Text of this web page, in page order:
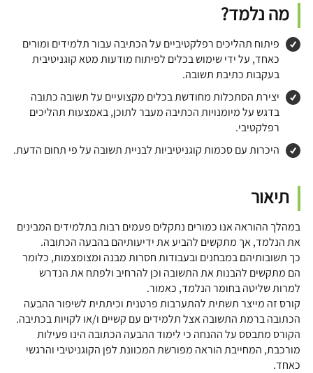
מה נלמד?
פיתוח תהליכים רפלקטיביים על הכתיבה עבור תלמידים ומורים
כאחד, על ידי שימוש בכלים לפיתוח מודעות מטא קוגניטיבית
בעקבות כתיבת תשובה.
יצירת הסתכלות מחודשת בכלים מקצועיים על תשובה כתובה
בדגש על מיומנויות הכתיבה מעבר לתוכן, באמצעות תהליכים
רפלקטיבי.
היכרות עם סכמות קוגניטיביות לבניית תשובה על פי תחום הדעת.
תיאור
במהלך ההוראה אנו כמורים נתקלים פעמים רבות בתלמידים המבינים
את הנלמד, אך מתקשים להביע את ידיעותיהם בהבעה הכתובה.
כך תשובותיהם במבחנים ובעבודות חסרות מבנה ומצומצמות, כלומר
הם מתקשים להבנות את התשובה וכן להרחיב ולפתח את הנדרש
למרות שליטה בחומר הנלמד, כאמור.
קורס זה מייצר תשתית להתערבות פרטנית וכיתתית לשיפור ההבעה
הכתובה ברמת התשובה אצל תלמידים עם קשיים ו/או לקויות בכתיבה.
הקורס מתבסס על ההנחה כי לימוד ההבעה הכתובה הינו פעילות
מורכבת, המחייבת הוראה מפורשת המכוונת לפן הקוגניטיבי והרגשי
כאחד.